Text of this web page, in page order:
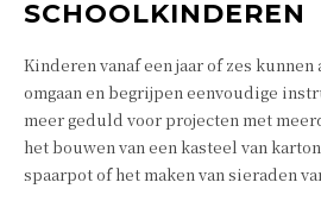
SCHOOLKINDEREN
Kinderen vanaf een jaar of zes
omgaan en begrijpen eenvoudige
meer geduld voor projecten met
het bouwen van een kasteel van
spaarpot of het maken van sieraden